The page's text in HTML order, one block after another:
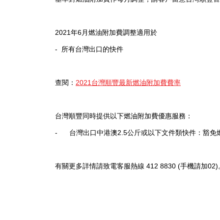
2021年6月燃油附加費調整適用於
- 所有台灣出口的快件
查閱： 2021台灣順豐最新燃油附加費費率
台灣順豐同時提供以下燃油附加費優惠服務：
- 台灣出口中港澳2.5公斤或以下文件類快件：豁免
有關更多詳情請致電客服熱線 412 8830 (手機請加02)